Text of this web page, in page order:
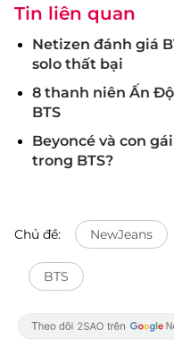
Tin liên quan
Netizen đánh giá
solo thất bại
8 thanh niên Ấn
BTS
Beyoncé và con
trong BTS?
Chủ đề: NewJeans
BTS